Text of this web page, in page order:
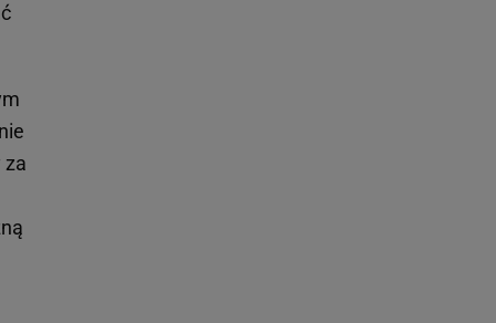
za